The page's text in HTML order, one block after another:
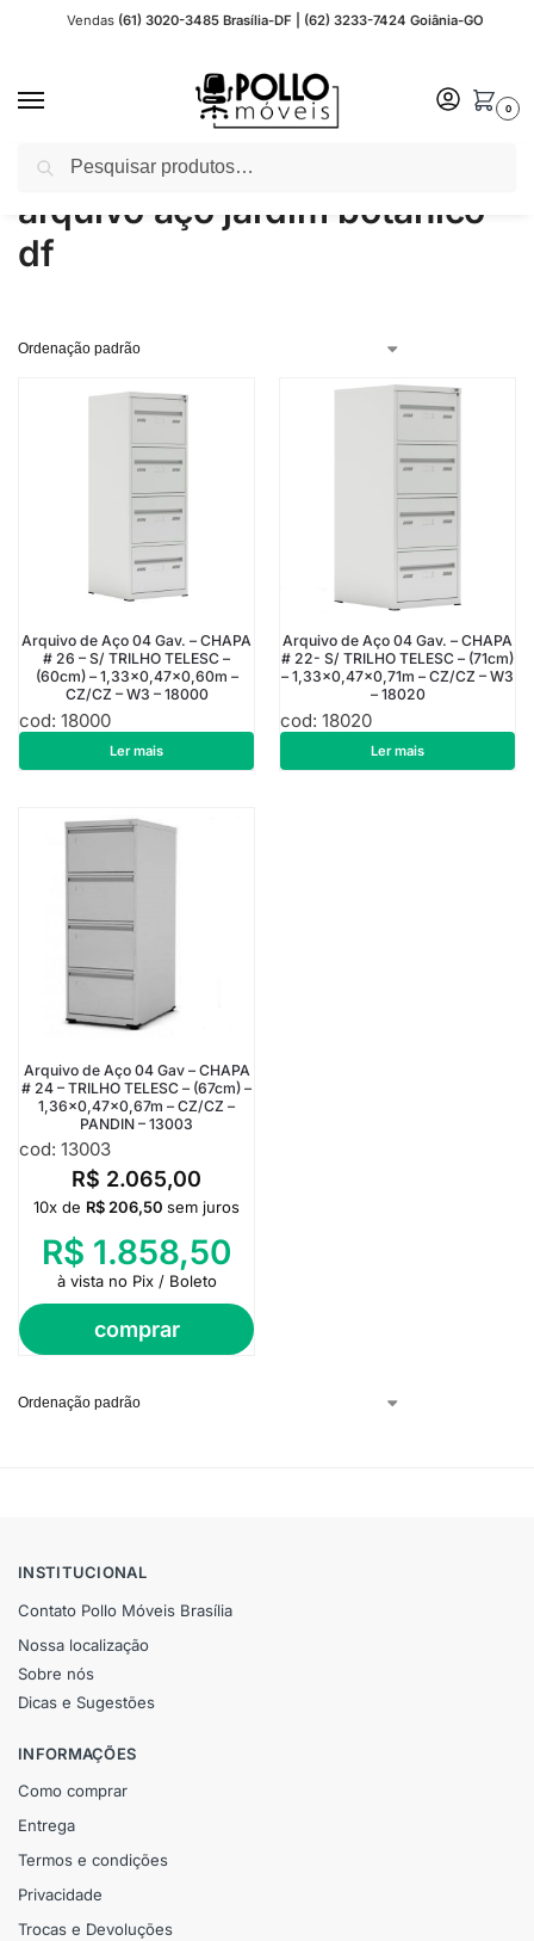
Vendas (61) 3020-3485 Brasília-DF | (62) 3233-7424 Goiânia-GO
0
Início Produtos marcados com a tag “arquivo aço jardim botanico df”
arquivo aço jardim botanico
df
Arquivo de Aço 04 Gav. – CHAPA
# 26 – S/ TRILHO TELESC –
(60cm) – 1,33×0,47×0,60m –
CZ/CZ – W3 – 18000
cod: 18000
R$913,50
Ler mais
Arquivo de Aço 04 Gav. – CHAPA
# 22- S/ TRILHO TELESC – (71cm)
– 1,33×0,47×0,71m – CZ/CZ – W3
– 18020
cod: 18020
1.178,10
Ler mais
Arquivo de Aço 04 Gav – CHAPA
# 24 – TRILHO TELESC – (67cm) –
1,36×0,47×0,67m – CZ/CZ –
PANDIN – 13003
cod: 13003
R$ 2.065,00
comprar
10x de R$206,50 sem juros
R$ 1.858,50
à vista no Pix / Boleto
INSTITUCIONAL
Contato Pollo Móveis Brasília
Nossa localização
Sobre nós
Dicas e Sugestões
INFORMAÇÕES
Como comprar
Entrega
Termos e condições
Privacidade
Trocas e Devoluções